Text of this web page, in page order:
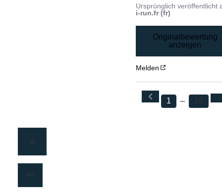
Ursprünglich veröffentlicht
i-run.fr (fr)
Originalbewertung
anzeigen
Melden
1 10